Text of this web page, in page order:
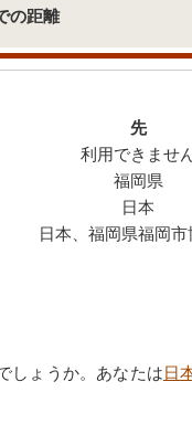
の距離
先
利用できませ
福岡県
日本
日本、福岡県福岡市
しょうか。あなたは日